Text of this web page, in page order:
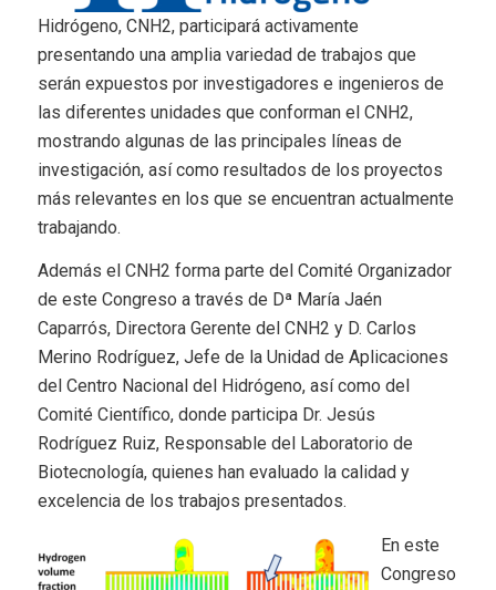
Hidrógeno, CNH2, participará activamente
presentando una amplia variedad de trabajos que
serán expuestos por investigadores e ingenieros de
las diferentes unidades que conforman el CNH2,
mostrando algunas de las principales líneas de
investigación, así como resultados de los proyectos
más relevantes en los que se encuentran actualmente
trabajando.
Además el CNH2 forma parte del Comité Organizador
de este Congreso a través de Dª María Jaén
Caparrós, Directora Gerente del CNH2 y D. Carlos
Merino Rodríguez, Jefe de la Unidad de Aplicaciones
del Centro Nacional del Hidrógeno, así como del
Comité Científico, donde participa Dr. Jesús
Rodríguez Ruiz, Responsable del Laboratorio de
Biotecnología, quienes han evaluado la calidad y
excelencia de los trabajos presentados.
En este
Congreso